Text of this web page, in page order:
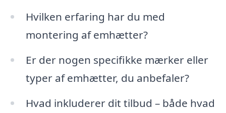
Hvilken erfaring har du med
montering af emhætter?
Er der nogen specifikke mærker eller
typer af emhætter, du anbefaler?
Hvad inkluderer dit tilbud – både hvad